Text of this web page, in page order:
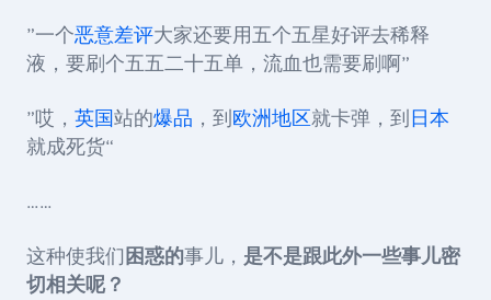
”一个恶意差评大家还要用五个五星好评去稀释
液，要刷个五五二十五单，流血也需要刷啊”
”哎， 英国站的爆品 ，到 欧洲地区就卡弹，到 日本
就成死货“
……
这种使我们 困惑的事儿， 是不是跟此外一些事儿密
切相关呢？